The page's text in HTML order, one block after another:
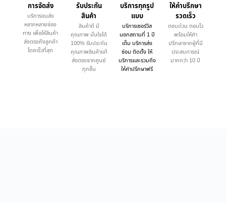
การจัดส่ง
บริการขนส่ง
หลากหลายช่อง
ทาง เพื่อให้สินค้า
ส่งตรงถึงลูกค้า
โดยเร็วที่สุด
รับประกัน
สินค้า
สินค้าดี มี
คุณภาพ มั่นใจได้
100% รับประกัน
คุณภาพสินค้าแท้
ส่งตรงจากศูนย์
ทุกชิ้น
บริการทุกรูป
แบบ
บริการเซอร์วิส
นอกสถานที่ 1 ปี
เต็ม บริการส่ง
ซ่อม ติดตั้ง ให้
บริการและรวมถึง
ให้คำปรึกษาฟรี
ให้คำบรึกษา
รวดเร็ว
ตอบด่วน ตอบไว
พร้อมให้คำ
ปรึกษาจากผู้ที่มี
ประสบการณ์
มากกว่า 10 ปี